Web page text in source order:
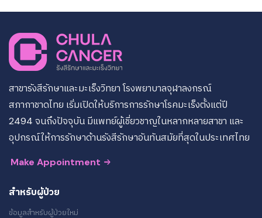
สาขารังสีรักษาและมะเร็งวิทยา โรงพยาบาลจุฬาลงกรณ์
สภากาชาดไทย เริ่มเปิดให้บริการการรักษาโรคมะเร็งตั้งแต่ปี
2494 จนถึงปัจจุบัน มีแพทย์ผู้เชี่ยวชาญในหลากหลายสาขา และ
อุปกรณ์ให้การรักษาด้านรังสีรักษาอันทันสมัยที่สุดในประเทศไทย
Make Appointment
สำหรับผู้ป่วย
ข้อมูลสำหรับผู้ป่วยใหม่